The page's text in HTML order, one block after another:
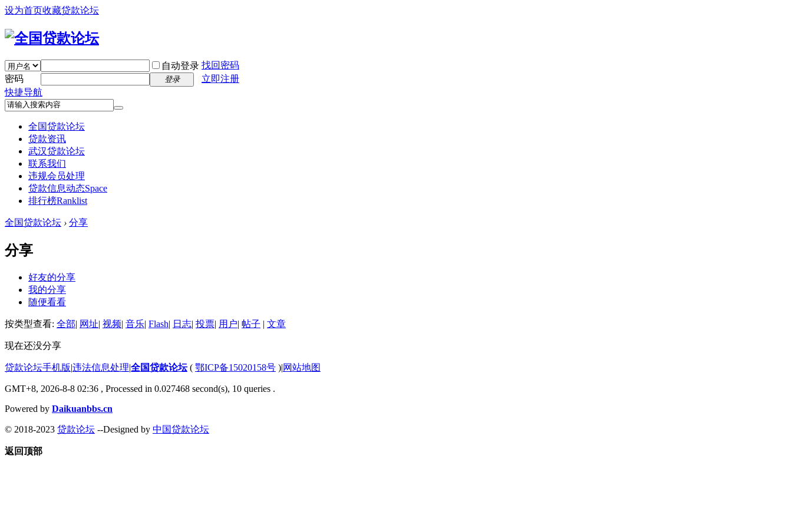
设为首页收藏贷款论坛
自动登录 找回密码
密码
登录
立即注册
快捷导航
全国贷款论坛
贷款资讯
武汉贷款论坛
联系我们
违规会员处理
贷款信息动态Space
排行榜Ranklist
全国贷款论坛 › 分享
分享
好友的分享
我的分享
随便看看
按类型查看: 全部| 网址| 视频| 音乐| Flash| 日志| 投票| 用户| 帖子 | 文章
现在还没分享
贷款论坛手机版|违法信息处理|全国贷款论坛( 鄂ICP备15020158号 )|网站地图
GMT+8, 2026-8-8 02:36 , Processed in 0.027468 second(s), 10 queries .
Powered by Daikuanbbs.cn
© 2018-2023 贷款论坛 --Designed by 中国贷款论坛
返回顶部